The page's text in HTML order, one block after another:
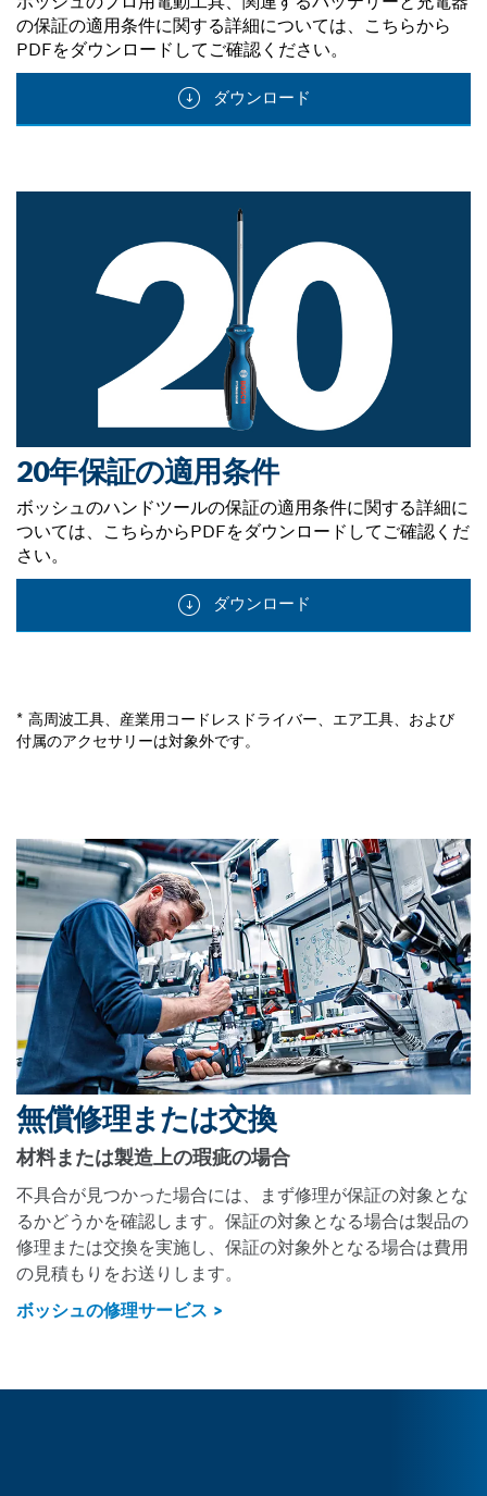
の保証の適用条件に関する詳細については、こちらから
PDFをダウンロードしてご確認ください。
ダウンロード
20年保証の適用条件
ボッシュのハンドツールの保証の適用条件に関する詳細に
ついては、こちらからPDFをダウンロードしてご確認くだ
さい。
ダウンロード
* 高周波工具、産業用コードレスドライバー、エア工具、および
付属のアクセサリーは対象外です。
無償修理または交換
材料または製造上の瑕疵の場合
不具合が見つかった場合には、まず修理が保証の対象とな
るかどうかを確認します。保証の対象となる場合は製品の
修理または交換を実施し、保証の対象外となる場合は費用
の見積もりをお送りします。
ボッシュの修理サービス >